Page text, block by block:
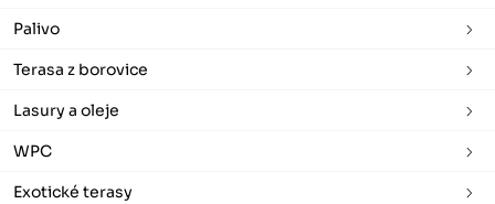
Palivo
Terasa z borovice
Lasury a oleje
WPC
Exotické terasy